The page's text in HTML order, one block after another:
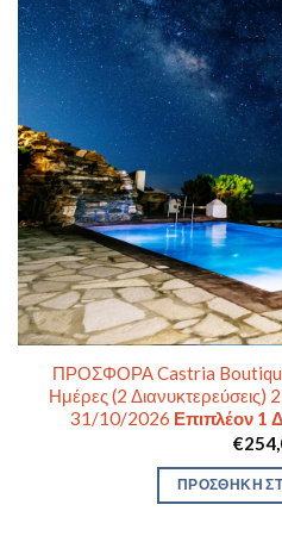
ΠΡΟΣΦΟΡΑ Castria
Ημέρες (2
31/10/2026 Επιπλέον 1
€
ΠΡΟΣΘΉΚΗ